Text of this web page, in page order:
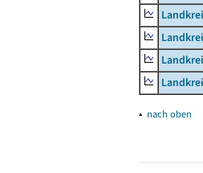
▴ nach oben